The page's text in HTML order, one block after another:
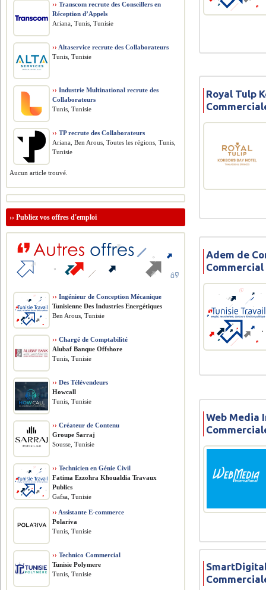
Royal Tulp
Adem de
Commercial
Web Media
›› Transcom recrute des Conseillers en
Réception d’Appels
Ariana, Tunis, Tunisie
›› Altaservice recrute des Collaborateurs
Tunis, Tunisie
›› Industrie Multinational recrute des
Collaborateurs
Tunis, Tunisie
›› TP recrute des Collaborateurs
Ariana, Ben Arous, Toutes les régions, Tunis,
Tunisie
Aucun article trouvé.
››Publiez vos offres d'emploi
›› Ingénieur de Conception Mécanique
Tunisienne Des Industries Energétiques
Ben Arous, Tunisie
›› Chargé de Comptabilité
Alubaf Banque Offshore
Tunis, Tunisie
›› Des Télévendeurs
Howcall
Tunis, Tunisie
›› Créateur de Contenu
Groupe Sarraj
Sousse, Tunisie
›› Technicien en Génie Civil
Fatima Ezzohra Khoualdia Travaux
Publics
Gafsa, Tunisie
›› Assistante E-commerce
Polariva
Tunis, Tunisie
›› Technico Commercial
Tunisie Polymere
Tunis, Tunisie